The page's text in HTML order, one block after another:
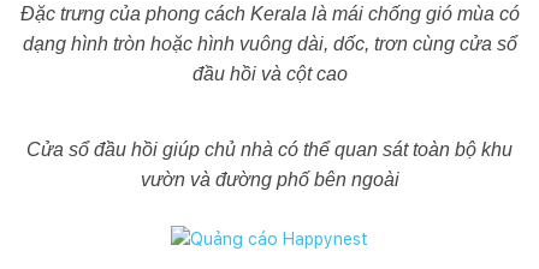
Đặc trưng của phong cách Kerala là mái chống gió mùa có
dạng hình tròn hoặc hình vuông dài, dốc, trơn cùng cửa sổ
đầu hồi và cột cao
Cửa sổ đầu hồi giúp chủ nhà có thể quan sát toàn bộ khu
vườn và đường phố bên ngoài